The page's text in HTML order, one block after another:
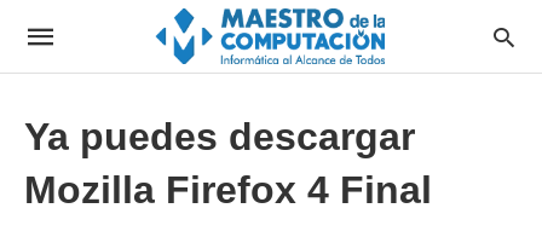
Ya puedes descargar
Mozilla Firefox 4 Final